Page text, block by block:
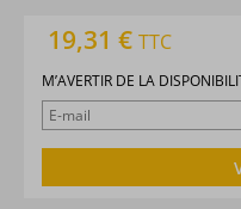
19,31 € TTC
M’AVERTIR DE LA